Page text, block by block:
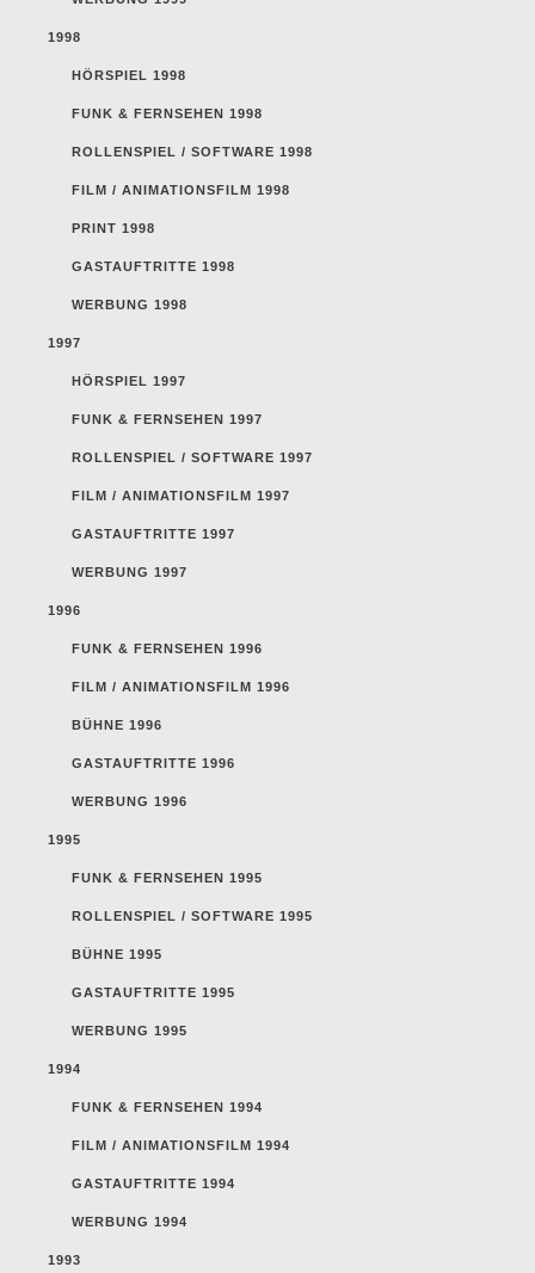
1998
HÖRSPIEL 1998
FUNK & FERNSEHEN 1998
ROLLENSPIEL / SOFTWARE 1998
FILM / ANIMATIONSFILM 1998
PRINT 1998
GASTAUFTRITTE 1998
WERBUNG 1998
1997
HÖRSPIEL 1997
FUNK & FERNSEHEN 1997
ROLLENSPIEL / SOFTWARE 1997
FILM / ANIMATIONSFILM 1997
GASTAUFTRITTE 1997
WERBUNG 1997
1996
FUNK & FERNSEHEN 1996
FILM / ANIMATIONSFILM 1996
BÜHNE 1996
GASTAUFTRITTE 1996
WERBUNG 1996
1995
FUNK & FERNSEHEN 1995
ROLLENSPIEL / SOFTWARE 1995
BÜHNE 1995
GASTAUFTRITTE 1995
WERBUNG 1995
1994
FUNK & FERNSEHEN 1994
FILM / ANIMATIONSFILM 1994
GASTAUFTRITTE 1994
WERBUNG 1994
1993